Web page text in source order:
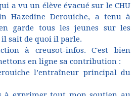
a vu un élève évacué sur le CHU
Hazedine Derouiche, a tenu à
garde tous les jeunes sur les
sait de quoi il parle.
à creusot-infos. C'est bien
en ligne sa contribution :
l’entraîneur principal du